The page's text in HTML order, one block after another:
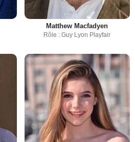
Matthew Macfadyen
Rôle : Guy Lyon Playfair